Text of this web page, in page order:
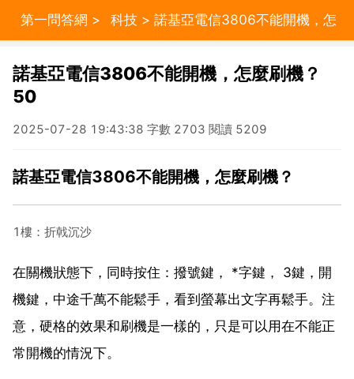
第一問答網 > 科技 > 諾基亞電信3806不能開機，怎
諾基亞電信3806不能開機，怎麼刷機？
50
2025-07-28 19:43:38 字數 2703 閱讀 5209
諾基亞電信3806不能開機，怎麼刷機？
1樓：折戟沉沙
在關機狀態下，同時按住：撥號鍵， *字鍵， 3鍵，開
機鍵，中途千萬不能鬆手，看到螢幕出文字再鬆手。注
意，硬格的效果和刷機是一樣的，只是可以用在不能正
常開機的情況下。